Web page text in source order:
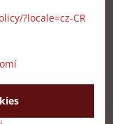
ochrany soukromí
?locale=cz-CR